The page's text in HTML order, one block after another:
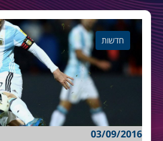
חדשות
03/09/2016